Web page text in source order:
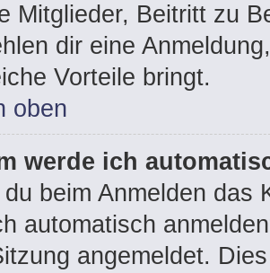
Mitglieder, Beitritt zu
dir eine
Vorteile bringt.
oben
werde ich
beim Anmelden das
automatisch
angemeldet.